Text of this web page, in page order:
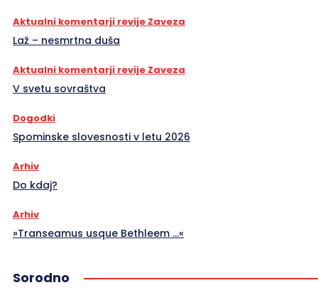
Aktualni komentarji revije Zaveza
Laž – nesmrtna duša
Aktualni komentarji revije Zaveza
V svetu sovraštva
Dogodki
Spominske slovesnosti v letu 2026
Arhiv
Do kdaj?
Arhiv
»Transeamus usque Bethleem …«
Sorodno